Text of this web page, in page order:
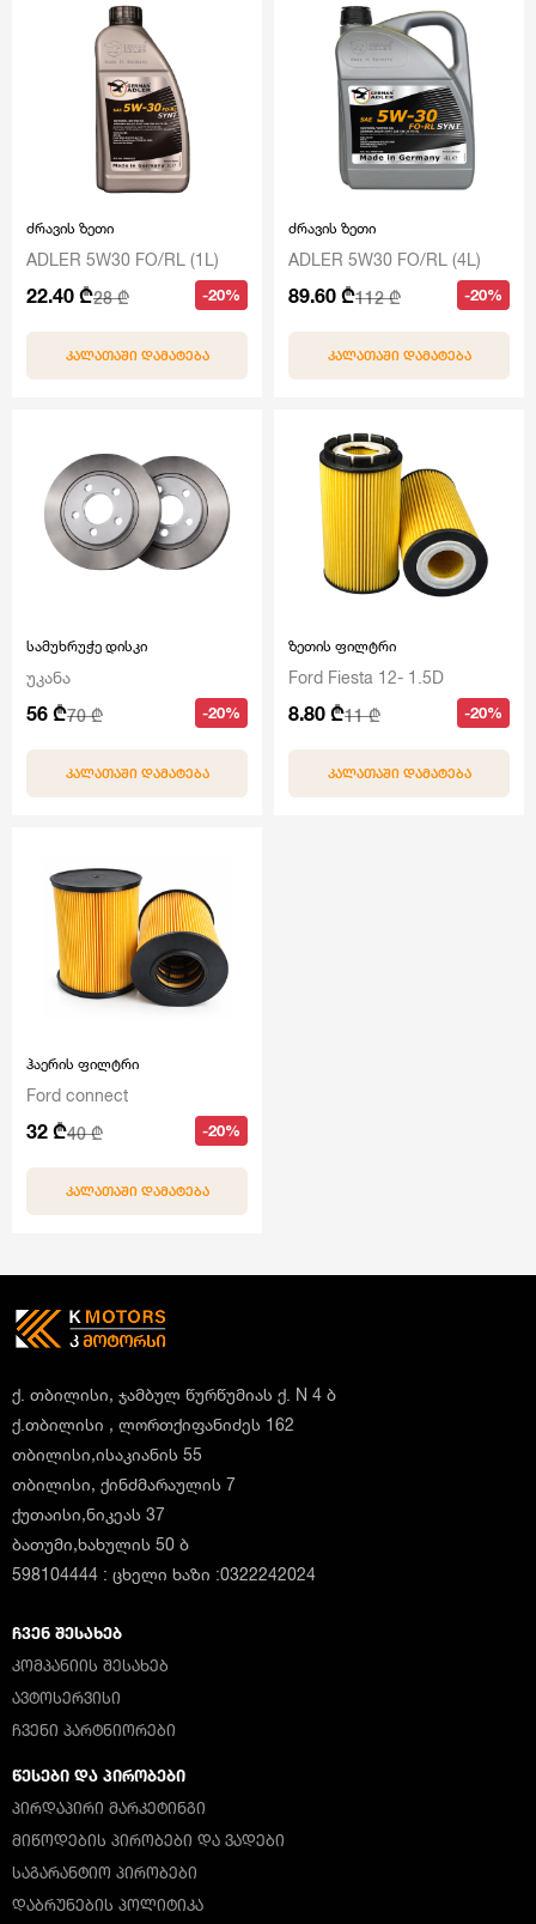
ძრავის ზეთი
ADLER 5W30 FO/RL (1L)
22.40 ₾28 ₾ -20%
ᲙᲐᲚᲐᲗᲐᲨᲘ ᲓᲐᲛᲐᲢᲔᲑᲐ
ძრავის ზეთი
ADLER 5W30 FO/RL (4L)
89.60 ₾112 ₾ -20%
ᲙᲐᲚᲐᲗᲐᲨᲘ ᲓᲐᲛᲐᲢᲔᲑᲐ
სამუხრუჭე დისკი
უკანა
56 ₾70 ₾ -20%
ᲙᲐᲚᲐᲗᲐᲨᲘ ᲓᲐᲛᲐᲢᲔᲑᲐ
ზეთის ფილტრი
Ford Fiesta 12- 1.5D
8.80 ₾11 ₾ -20%
ᲙᲐᲚᲐᲗᲐᲨᲘ ᲓᲐᲛᲐᲢᲔᲑᲐ
ჰაერის ფილტრი
Ford connect
32 ₾40 ₾ -20%
ᲙᲐᲚᲐᲗᲐᲨᲘ ᲓᲐᲛᲐᲢᲔᲑᲐ
ქ. თბილისი, ჯამბულ წურწუმიას ქ. N 4 ბ
ქ.თბილისი , ლორთქიფანიძეს 162
თბილისი,ისაკიანის 55
თბილისი, ქინძმარაულის 7
ქუთაისი,ნიკეას 37
ბათუმი,ხახულის 50 ბ
598104444 : ცხელი ხაზი :0322242024
ᲩᲕᲔᲜ ᲨᲔᲡᲐᲮᲔᲑ
ᲙᲝᲛᲞᲐᲜᲘᲘᲡ ᲨᲔᲡᲐᲮᲔᲑ
ᲐᲕᲢᲝᲡᲔᲠᲕᲘᲡᲘ
ᲩᲕᲔᲜᲘ ᲞᲐᲠᲢᲜᲘᲝᲠᲔᲑᲘ
ᲬᲔᲡᲔᲑᲘ ᲓᲐ ᲞᲘᲠᲝᲑᲔᲑᲘ
ᲞᲘᲠᲓᲐᲞᲘᲠᲘ ᲛᲐᲠᲙᲔᲢᲘᲜᲒᲘ
ᲛᲘᲬᲝᲓᲔᲑᲘᲡ ᲞᲘᲠᲝᲑᲔᲑᲘ ᲓᲐ ᲕᲐᲓᲔᲑᲘ
ᲡᲐᲒᲐᲠᲐᲜᲢᲘᲝ ᲞᲘᲠᲝᲑᲔᲑᲘ
ᲓᲐᲑᲠᲣᲜᲔᲑᲘᲡ ᲞᲝᲚᲘᲢᲘᲙᲐ